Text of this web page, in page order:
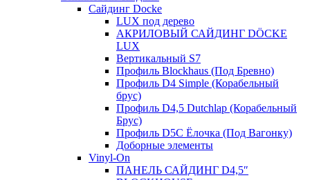
Сайдинг Docke
LUX под дерево
АКРИЛОВЫЙ САЙДИНГ DÖCKE
LUX
Вертикальный S7
Профиль Blockhaus (Под Бревно)
Профиль D4 Simple (Корабельный
брус)
Профиль D4,5 Dutchlap (Корабельный
Брус)
Профиль D5C Ёлочка (Под Вагонку)
Доборные элементы
Vinyl-On
ПАНЕЛЬ САЙДИНГ D4,5″